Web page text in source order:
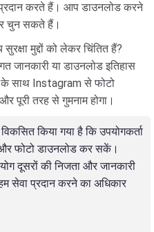
करते हैं। आप डाउनलोड करने
चुन सकते हैं।
मुद्दों को लेकर चिंतित हैं?
जानकारी या डाउनलोड इतिहास
साथ Instagram से फोटो
पूरी तरह से गुमनाम होगा।
किया गया है कि उपयोगकर्ता
और फोटो डाउनलोड कर सकें।
दूसरों की निजता और जानकारी
सेवा प्रदान करने का अधिकार